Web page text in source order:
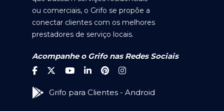
ou comerciais, o Grifo se propõe a
conectar clientes com os melhores
prestadores de serviço locais.
Acompanhe o Grifo nas Redes Sociais
Grifo para Clientes - Android